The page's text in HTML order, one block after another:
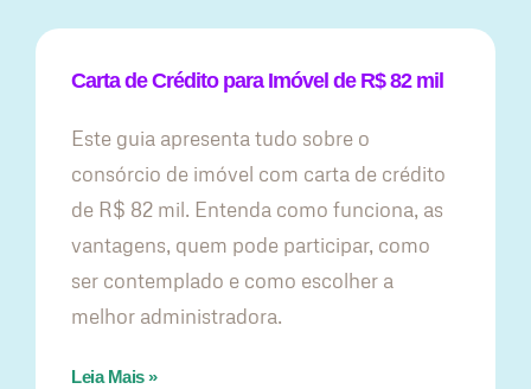
Carta de Crédito para Imóvel de R$ 82 mil
Este guia apresenta tudo sobre o
consórcio de imóvel com carta de crédito
de R$ 82 mil. Entenda como funciona, as
vantagens, quem pode participar, como
ser contemplado e como escolher a
melhor administradora.
Leia Mais »